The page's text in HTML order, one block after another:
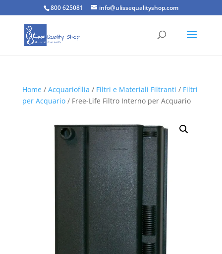
800 625081 info@ulissequalityshop.com
Home/ Acquariofilia / Filtri e Materiali Filtranti / Filtri
per Acquario/ Free-Life Filtro Interno per Acquario